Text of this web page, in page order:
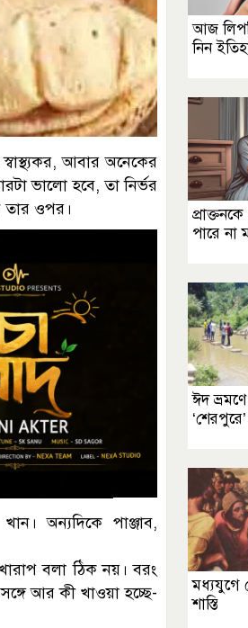
আবার অনেকের
ভালো হবে, তা নির্ভর
তার ওপর।
অন্যদিকে পাঞ্জাব,
বলা ঠিক নয়। বরং
আর কী খাওয়া হচ্ছে-
আজ
নিন
পারে না
ঈদ
মধ্যযুগে
শাস্তি